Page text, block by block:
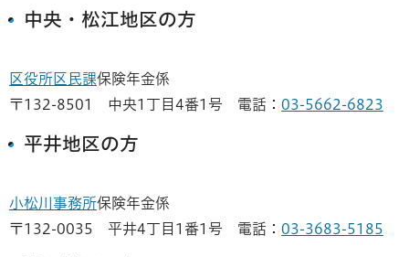
中央・松江地区の方
区役所区民課保険年金係
〒132-8501 中央1丁目4番1号 電話： 03-5662-6823
平井地区の方
小松川事務所保険年金係
〒132-0035 平井4丁目1番1号 電話： 03-3683-5185